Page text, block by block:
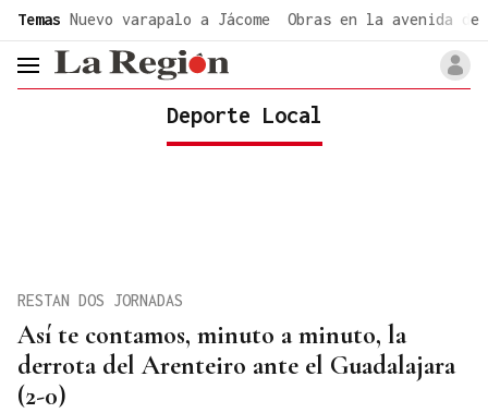
Temas Nuevo varapalo a Jácome Obras en la avenida de
header.menu.open
Deporte Local
Así te contamos, minuto a minuto, la
derrota del Arenteiro ante el Guadalajara
(2-0)
RESTAN DOS JORNADAS